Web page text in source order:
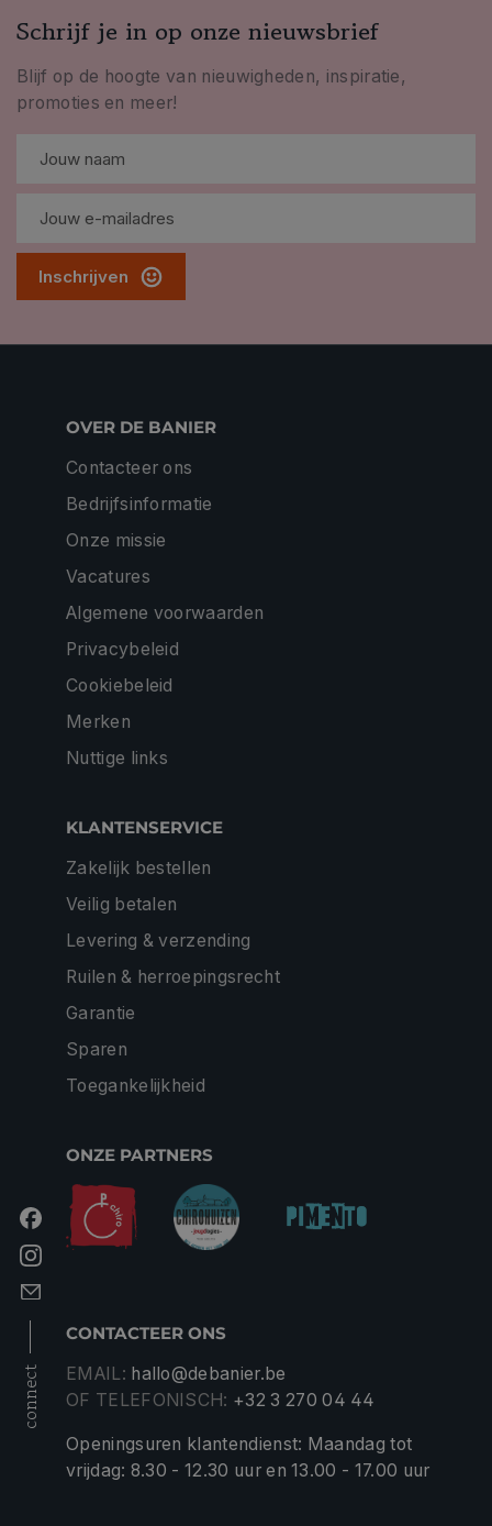
Schrijf je in op onze nieuwsbrief
Blijf op de hoogte van nieuwigheden, inspiratie,
promoties en meer!
Inschrijven
connect
OVER DE BANIER
Contacteer ons
Bedrijfsinformatie
Onze missie
Vacatures
Algemene voorwaarden
Privacybeleid
Cookiebeleid
Merken
Nuttige links
KLANTENSERVICE
Zakelijk bestellen
Veilig betalen
Levering & verzending
Ruilen & herroepingsrecht
Garantie
Sparen
Toegankelijkheid
ONZE PARTNERS
CONTACTEER ONS
EMAIL: hallo@debanier.be
OF TELEFONISCH: +32 3 270 04 44
Openingsuren klantendienst: Maandag tot
vrijdag: 8.30 - 12.30 uur en 13.00 - 17.00 uur